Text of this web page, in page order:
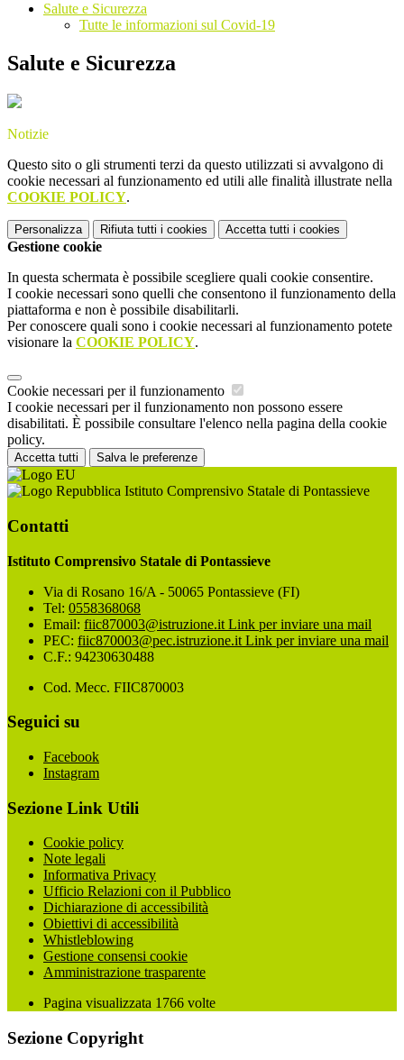
Salute e Sicurezza
Tutte le informazioni sul Covid-19
Salute e Sicurezza
Notizie
Questo sito o gli strumenti terzi da questo utilizzati si avvalgono di
cookie necessari al funzionamento ed utili alle finalità illustrate nella
COOKIE POLICY.
Personalizza Rifiuta tutti i cookies Accetta tutti i cookies
Gestione cookie
In questa schermata è possibile scegliere quali cookie consentire.
I cookie necessari sono quelli che consentono il funzionamento della
piattaforma e non è possibile disabilitarli.
Per conoscere quali sono i cookie necessari al funzionamento potete
visionare la COOKIE POLICY.
Cookie necessari per il funzionamento
I cookie necessari per il funzionamento non possono essere
disabilitati. È possibile consultare l'elenco nella pagina della cookie
policy.
Accetta tutti Salva le preferenze
Istituto Comprensivo Statale di Pontassieve
Contatti
Istituto Comprensivo Statale di Pontassieve
Via di Rosano 16/A - 50065 Pontassieve (FI)
Tel: 0558368068
Email: fiic870003@istruzione.it Link per inviare una mail
PEC: fiic870003@pec.istruzione.it Link per inviare una mail
C.F.: 94230630488
Cod. Mecc. FIIC870003
Seguici su
Facebook
Instagram
Sezione Link Utili
Cookie policy
Note legali
Informativa Privacy
Ufficio Relazioni con il Pubblico
Dichiarazione di accessibilità
Obiettivi di accessibilità
Whistleblowing
Gestione consensi cookie
Amministrazione trasparente
Pagina visualizzata 1766 volte
Sezione Copyright